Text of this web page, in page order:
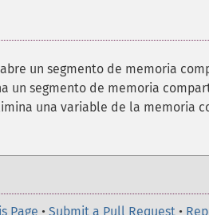
un segmento de memoria
un segmento de memoria
una variable de la memoria
Page • Submit a Pull Request •